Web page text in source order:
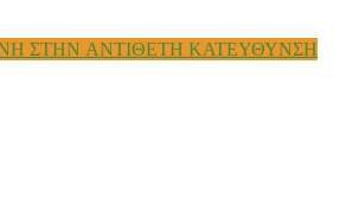
ΣΤΗΝ ΑΝΤΙΘΕΤΗ ΚΑΤΕΥΘΥΝΣΗ